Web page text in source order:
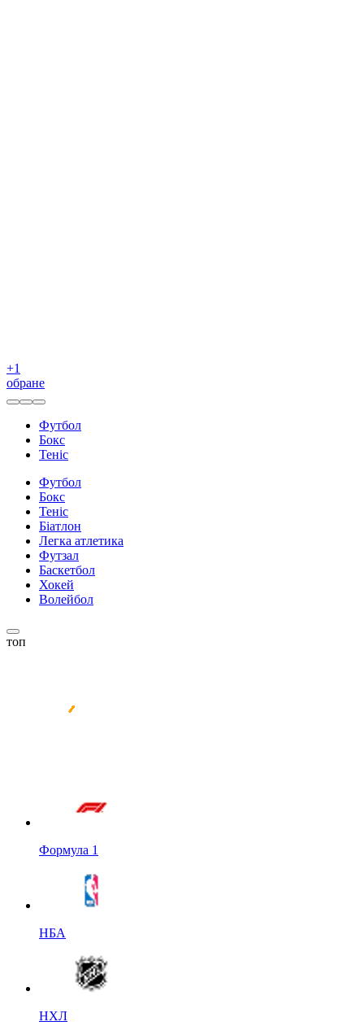
+1
обране
Футбол
Бокс
Теніс
Футбол
Бокс
Теніс
Біатлон
Легка атлетика
Футзал
Баскетбол
Хокей
Волейбол
топ
Формула 1
НБА
НХЛ